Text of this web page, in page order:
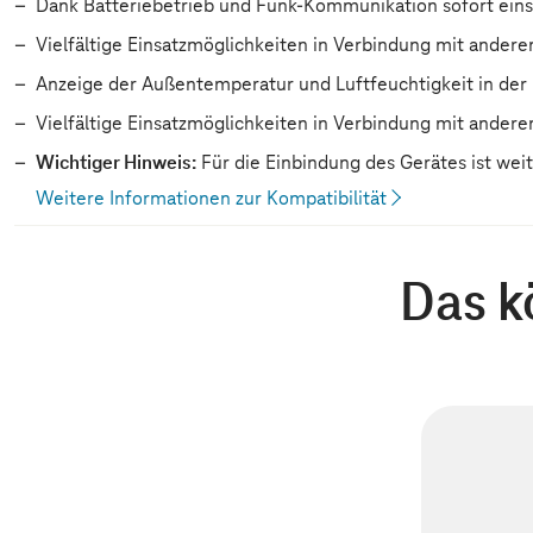
Dank Batteriebetrieb und Funk-Kommunikation sofort
Vielfältige Einsatzmöglichkeiten in Verbindung mit
Anzeige der Außentemperatur und Luftfeuchtigkeit in der
Vielfältige Einsatzmöglichkeiten in Verbindung mit
Wichtiger Hinweis: Für die Einbindung des Gerätes ist
Weitere Informationen zur Kompatibilität
Das